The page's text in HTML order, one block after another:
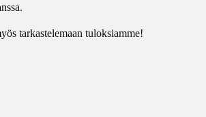
tarkastelemaan tuloksiamme!